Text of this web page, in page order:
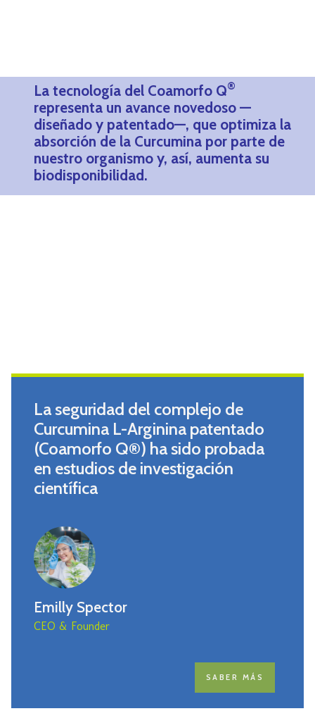
La tecnología del Coamorfo Q®
representa un avance novedoso —
diseñado y patentado—, que optimiza la
absorción de la Curcumina por parte de
nuestro organismo y, así, aumenta su
biodisponibilidad.
La seguridad del complejo de
Curcumina L-Arginina patentado
(Coamorfo Q®) ha sido probada
en estudios de investigación
científica
Emilly Spector
CEO & Founder
SABER MÁS